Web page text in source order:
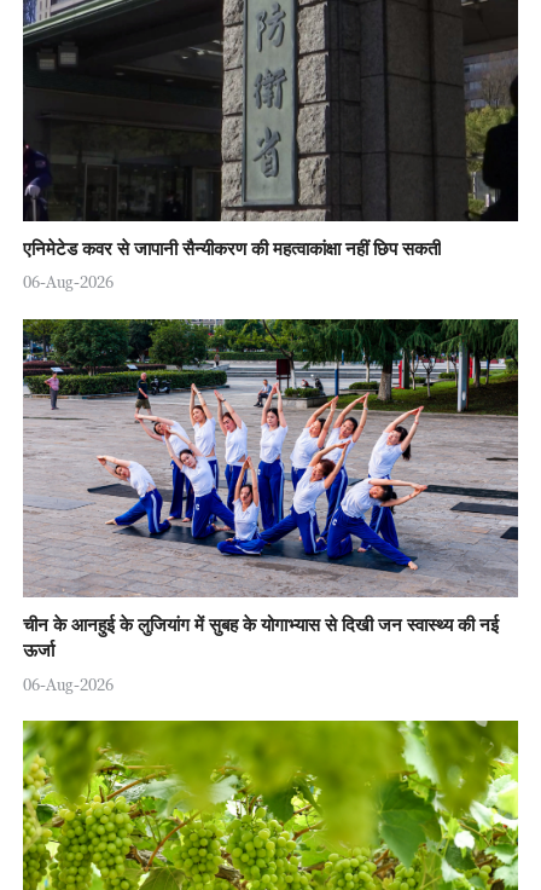
एनिमेटेड कवर से जापानी सैन्यीकरण की महत्वाकांक्षा नहीं छिप सकती
06-Aug-2026
चीन के आनहुई के लुजियांग में सुबह के योगाभ्यास से दिखी जन स्वास्थ्य की नई
ऊर्जा
06-Aug-2026